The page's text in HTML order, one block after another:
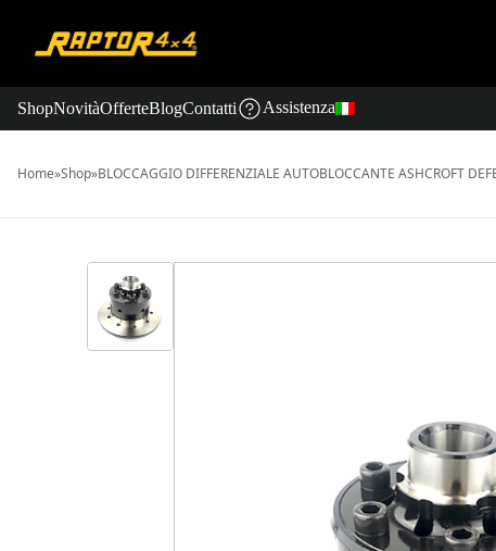
ShopNovitàOfferteBlogContatti Assistenza
Home»Shop»BLOCCAGGIO DIFFERENZIALE AUTOBLOCCANTE ASHCROFT